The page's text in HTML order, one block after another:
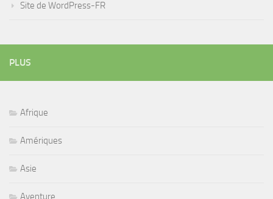
Site de WordPress-FR
PLUS
Afrique
Amériques
Asie
Aventure